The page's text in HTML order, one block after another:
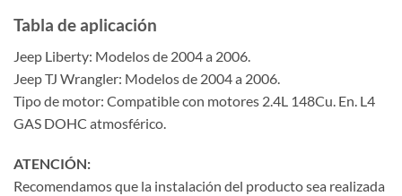
Tabla de aplicación
Jeep Liberty: Modelos de 2004 a 2006.
Jeep TJ Wrangler: Modelos de 2004 a 2006.
Tipo de motor: Compatible con motores 2.4L 148Cu. En. L4
GAS DOHC atmosférico.
ATENCIÓN:
Recomendamos que la instalación del producto sea realizada